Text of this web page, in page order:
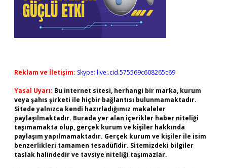
Reklam ve İletişim: Skype: live:.cid.575569c608265c69
Yasal Uyarı: Bu internet sitesi, herhangi bir marka, kurum
veya şahıs şirketi ile hiçbir bağlantısı bulunmamaktadır.
Sitede yalnızca kendi hazırladığımız makaleler
paylaşılmaktadır. Burada yer alan içerikler haber niteliği
taşımamakta olup, gerçek kurum ve kişiler hakkında
paylaşım yapılmamaktadır. Gerçek kurum ve kişiler ile isim
benzerlikleri tamamen tesadüfidir. Sitemizdeki bilgiler
taslak halindedir ve tavsiye niteliği taşımazlar.